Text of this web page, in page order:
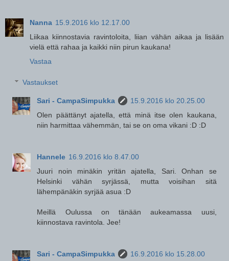
Nanna 15.9.2016 klo 12.17.00
Liikaa kiinnostavia ravintoloita, liian vähän aikaa ja lisään
vielä että rahaa ja kaikki niin pirun kaukana!
Vastaa
Vastaukset
Sari - CampaSimpukka
15.9.2016 klo 20.25.00
Olen päättänyt ajatella, että minä itse olen kaukana,
niin harmittaa vähemmän, tai se on oma vikani :D :D
Hannele 16.9.2016 klo 8.47.00
Juuri noin minäkin yritän ajatella, Sari. Onhan se
Helsinki vähän syrjässä, mutta voisihan sitä
lähempänäkin syrjää asua :D
Meillä Oulussa on tänään aukeamassa uusi,
kiinnostava ravintola. Jee!
Sari - CampaSimpukka
16.9.2016 klo 15.28.00